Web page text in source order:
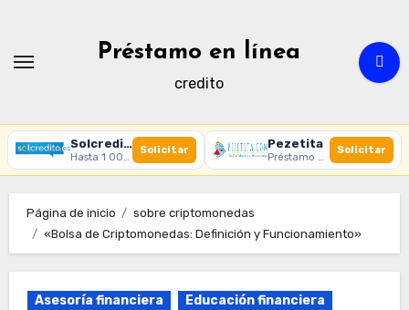
contenido
Préstamo en línea
credito
Solcredito
Hasta 1 000 € · 30 días · 100% online
Solicitar Pezetita
Préstamo online · Aprobación rápida
Solicitar
Página de inicio
sobre criptomonedas
«Bolsa de Criptomonedas: Definición y Funcionamiento»
Asesoría financiera
Educación financiera